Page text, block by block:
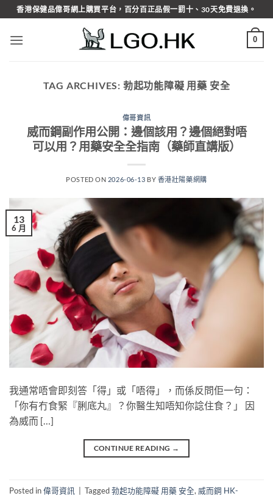
Skip
to
content
香港保健品偉哥網上購買平台，百分百正品假一罰十、30天免費退換。
0
TAG ARCHIVES: 勃起功能障礙 用藥 安全
偉哥資訊
威而鋼副作用公開：邊個該用？邊個絕對唔
可以用？用藥安全全指南（藥師直講版）
POSTED ON 2026-06-13 BY 香港壯陽藥網購
13
6 月
我通常唔會即刻答「得」或「唔得」，而係反問佢一句：
「你有冇食緊『脷底丸』？你醫生知唔知你諗住食？」​ 因
為威而 […]
CONTINUE READING →
Posted in偉哥資訊 Tagged勃起功能障礙 用藥 安全, 威而鋼 HK-